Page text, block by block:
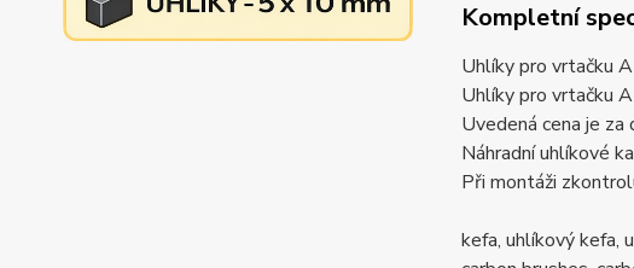
Kompletní
Uhlíky pro vrtačku
Uhlíky pro vrtačku
Uvedená cena je
Náhradní uhlíkové
Při montáži
kefa, uhlíkový kefa,